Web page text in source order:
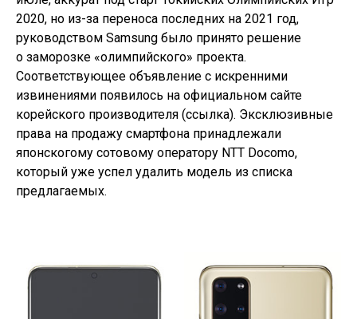
2020, но из-за переноса последних на 2021 год,
руководством Samsung было принято решение
о заморозке «олимпийского» проекта.
Соответствующее объявление с искренними
извинениями появилось на официальном сайте
корейского производителя (ссылка). Эксклюзивные
права на продажу смартфона принадлежали
японскогому сотовому оператору NTT Docomo,
который уже успел удалить модель из списка
предлагаемых.